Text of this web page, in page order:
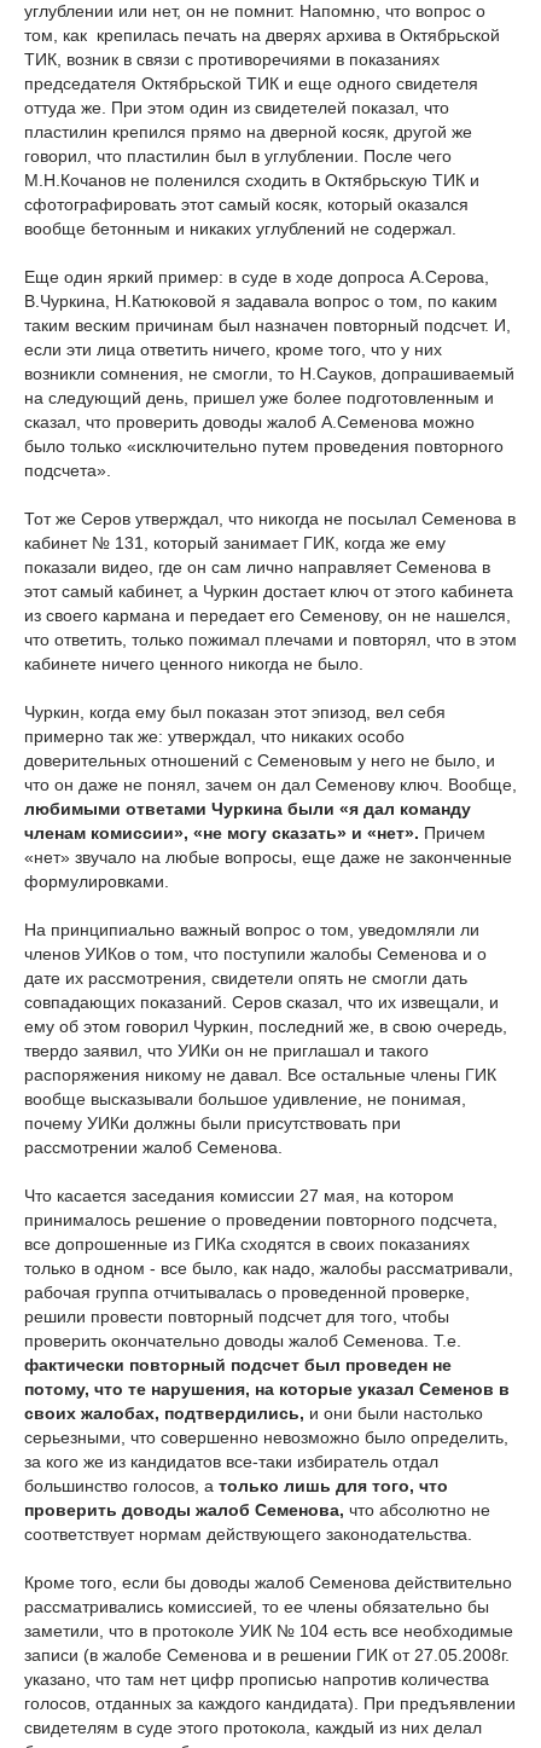
углублении или нет, он не помнит. Напомню, что вопрос о
том, как крепилась печать на дверях архива в Октябрьской
ТИК, возник в связи с противоречиями в показаниях
председателя Октябрьской ТИК и еще одного свидетеля
оттуда же. При этом один из свидетелей показал, что
пластилин крепился прямо на дверной косяк, другой же
говорил, что пластилин был в углублении. После чего
М.Н.Кочанов не поленился сходить в Октябрьскую ТИК и
сфотографировать этот самый косяк, который оказался
вообще бетонным и никаких углублений не содержал.
Еще один яркий пример: в суде в ходе допроса А.Серова,
В.Чуркина, Н.Катюковой я задавала вопрос о том, по каким
таким веским причинам был назначен повторный подсчет. И,
если эти лица ответить ничего, кроме того, что у них
возникли сомнения, не смогли, то Н.Сауков, допрашиваемый
на следующий день, пришел уже более подготовленным и
сказал, что проверить доводы жалоб А.Семенова можно
было только «исключительно путем проведения повторного
подсчета».
Тот же Серов утверждал, что никогда не посылал Семенова в
кабинет № 131, который занимает ГИК, когда же ему
показали видео, где он сам лично направляет Семенова в
этот самый кабинет, а Чуркин достает ключ от этого кабинета
из своего кармана и передает его Семенову, он не нашелся,
что ответить, только пожимал плечами и повторял, что в этом
кабинете ничего ценного никогда не было.
Чуркин, когда ему был показан этот эпизод, вел себя
примерно так же: утверждал, что никаких особо
доверительных отношений с Семеновым у него не было, и
что он даже не понял, зачем он дал Семенову ключ. Вообще,
любимыми ответами Чуркина были «я дал команду
членам комиссии», «не могу сказать» и «нет». Причем
«нет» звучало на любые вопросы, еще даже не законченные
формулировками.
На принципиально важный вопрос о том, уведомляли ли
членов УИКов о том, что поступили жалобы Семенова и о
дате их рассмотрения, свидетели опять не смогли дать
совпадающих показаний. Серов сказал, что их извещали, и
ему об этом говорил Чуркин, последний же, в свою очередь,
твердо заявил, что УИКи он не приглашал и такого
распоряжения никому не давал. Все остальные члены ГИК
вообще высказывали большое удивление, не понимая,
почему УИКи должны были присутствовать при
рассмотрении жалоб Семенова.
Что касается заседания комиссии 27 мая, на котором
принималось решение о проведении повторного подсчета,
все допрошенные из ГИКа сходятся в своих показаниях
только в одном - все было, как надо, жалобы рассматривали,
рабочая группа отчитывалась о проведенной проверке,
решили провести повторный подсчет для того, чтобы
проверить окончательно доводы жалоб Семенова. Т.е.
фактически повторный подсчет был проведен не
потому, что те нарушения, на которые указал Семенов в
своих жалобах, подтвердились, и они были настолько
серьезными, что совершенно невозможно было определить,
за кого же из кандидатов все-таки избиратель отдал
большинство голосов, а только лишь для того, что
проверить доводы жалоб Семенова, что абсолютно не
соответствует нормам действующего законодательства.
Кроме того, если бы доводы жалоб Семенова действительно
рассматривались комиссией, то ее члены обязательно бы
заметили, что в протоколе УИК № 104 есть все необходимые
записи (в жалобе Семенова и в решении ГИК от 27.05.2008г.
указано, что там нет цифр прописью напротив количества
голосов, отданных за каждого кандидата). При предъявлении
свидетелям в суде этого протокола, каждый из них делал